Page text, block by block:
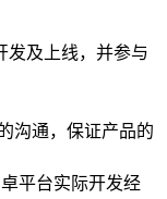
发及上线，并参与
沟通，保证产品的
平台实际开发经